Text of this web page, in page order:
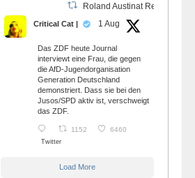
Roland Austinat Retweeted
Critical Cat | 1 Aug
Das ZDF heute Journal
interviewt eine Frau, die gegen
die AfD-Jugendorganisation
Generation Deutschland
demonstriert. Dass sie bei den
Jusos/SPD aktiv ist, verschweigt
das ZDF.
1152 6460
Twitter
Load More